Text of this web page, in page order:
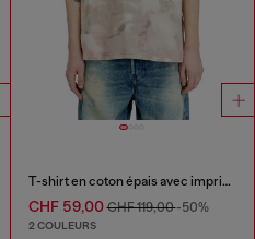
T-shirt en coton épais avec imprimé camouflage
CHF 59,00CHF 119,00-50%
2 COULEURS